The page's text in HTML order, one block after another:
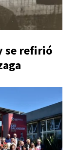
se refirió